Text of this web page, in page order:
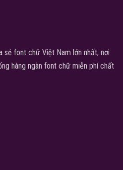
sẻ font chữ Việt Nam lớn nhất, nơi
hàng ngàn font chữ miễn phí chất